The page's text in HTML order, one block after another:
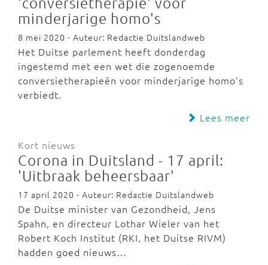
minderjarige homo's
8 mei 2020 - Auteur: Redactie Duitslandweb
Het Duitse parlement heeft donderdag
ingestemd met een wet die zogenoemde
conversietherapieën voor minderjarige homo's
verbiedt.
Lees meer
Kort nieuws
Corona in Duitsland - 17 april:
'Uitbraak beheersbaar'
17 april 2020 - Auteur: Redactie Duitslandweb
De Duitse minister van Gezondheid, Jens
Spahn, en directeur Lothar Wieler van het
Robert Koch Institut (RKI, het Duitse RIVM)
hadden goed nieuws…